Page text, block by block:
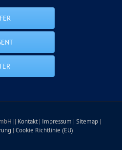
|| Kontakt| Impressum | Sitemap |
| Cookie Richtlinie (EU)